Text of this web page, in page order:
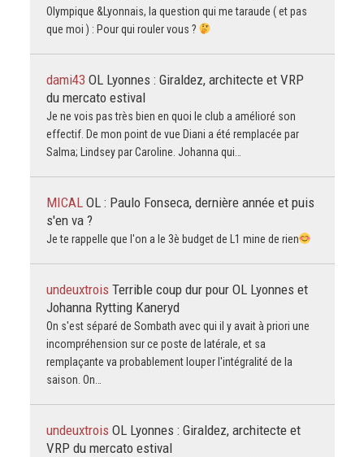
Olympique &Lyonnais, la question qui me taraude ( et pas
que moi ) : Pour qui rouler vous ?
dami43 OL Lyonnes : Giraldez, architecte et VRP
du mercato estival
Je ne vois pas très bien en quoi le club a amélioré son
effectif. De mon point de vue Diani a été remplacée par
Salma; Lindsey par Caroline. Johanna qui…
MICAL OL : Paulo Fonseca, dernière année et puis
s'en va ?
Je te rappelle que l'on a le 3è budget de L1 mine de rien
undeuxtrois Terrible coup dur pour OL Lyonnes et
Johanna Rytting Kaneryd
On s'est séparé de Sombath avec qui il y avait à priori une
incompréhension sur ce poste de latérale, et sa
remplaçante va probablement louper l'intégralité de la
saison. On…
undeuxtrois OL Lyonnes : Giraldez, architecte et
VRP du mercato estival